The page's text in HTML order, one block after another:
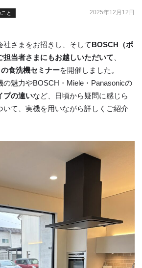
と 2025年12月12日
社さまをお招きし、そしてBOSCH（ボ
担当者さまにもお越しいただいて
食洗機セミナーを開催しました。
の魅力やBOSCH・Miele・Panasonicの
プの違いなど、日頃から疑問に感じら
いて、実機を用いながら詳しくご紹介